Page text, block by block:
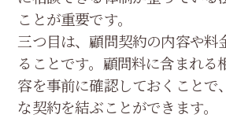
ことが重要です。
三つ目は、顧問契約の内容や料
ることです。顧問料に含まれる
容を事前に確認しておくことで
な契約を結ぶことができます。